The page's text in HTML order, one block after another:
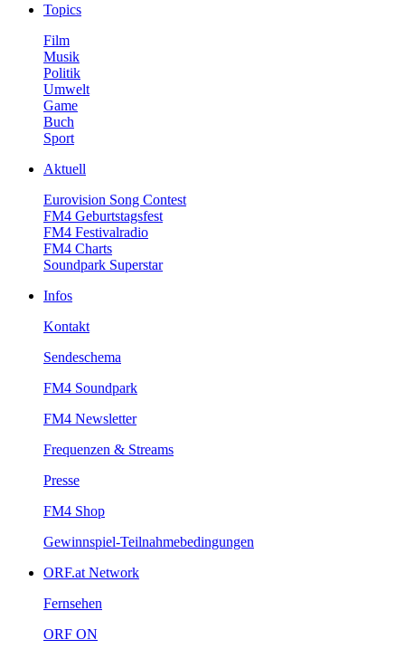
Topics
Film
Musik
Politik
Umwelt
Game
Buch
Sport
Aktuell
EurovisionSongContest
FM4Geburtstagsfest
FM4Festivalradio
FM4Charts
SoundparkSuperstar
Infos
Kontakt
Sendeschema
FM4Soundpark
FM4Newsletter
Frequenzen&Streams
Presse
FM4Shop
Gewinnspiel-Teilnahmebedingungen
ORF.atNetwork
Fernsehen
ORFON